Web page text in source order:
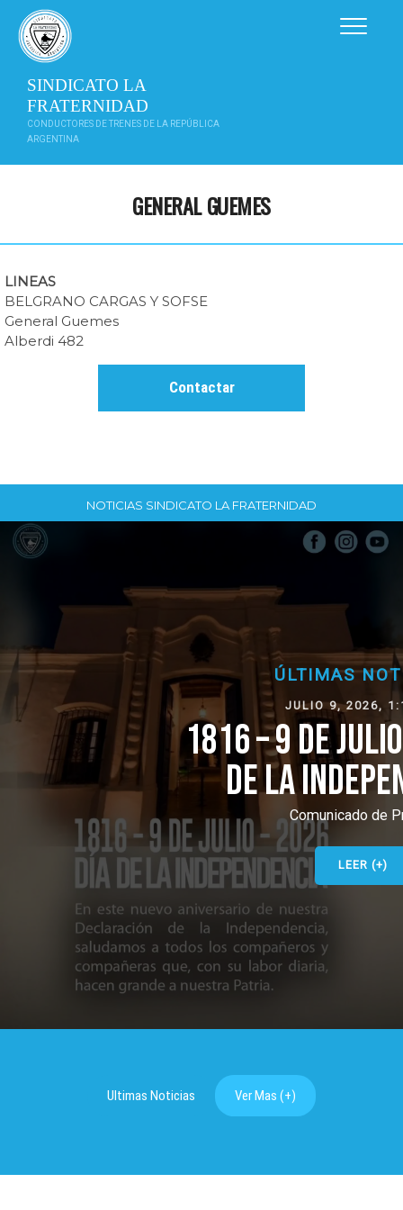
contenido
SINDICATO LA
FRATERNIDAD
CONDUCTORES DE TRENES DE LA REPÚBLICA
ARGENTINA
GENERAL GUEMES
LINEAS
BELGRANO CARGAS Y SOFSE
General Guemes
Alberdi 482
Contactar
NOTICIAS SINDICATO LA FRATERNIDAD
ÚLTIMAS NOTICIAS
JULIO 9, 2026, 1:16 PM
1816 – 9 DE JULIO – 2026 DÍA
DE LA INDEPENDENCIA
Comunicado de Prensa
LEER (+)
Ultimas Noticias Ver Mas (+)